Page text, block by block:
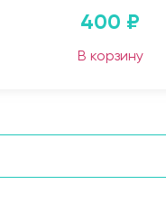
400 ₽
В корзину